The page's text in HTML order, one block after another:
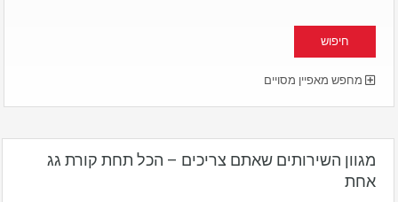
מחפש מאפיין מסויים
מגוון השירותים שאתם צריכים – הכל תחת קורת גג
אחת